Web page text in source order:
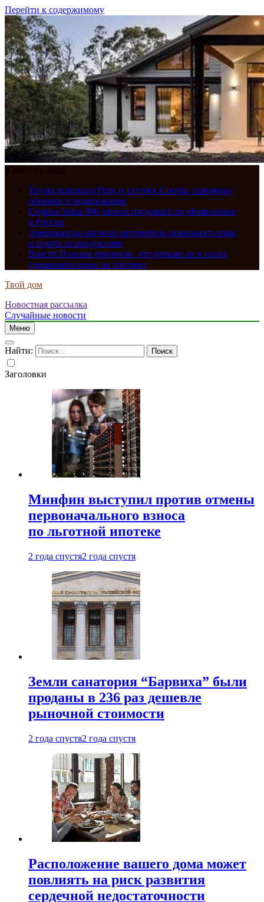
Перейти к содержимому
6 августа, 2026
Toyota освежила Prius и хэтчбек Corolla: скромные
обновки и подорожание
Седаны Senat 900 начали продавать по объявлению
в России
Американцы научили автомобиль показывать язык
и ездить за продуктами
Власти Польши признали, что больше не в силах
сдерживать цены на топливо
Твой дом
Новостная рассылка
Случайные новости
Меню
Найти:
Заголовки
Минфин выступил против отмены
первоначального взноса
по льготной ипотеке
2 года спустя2 года спустя
Земли санатория “Барвиха” были
проданы в 236 раз дешевле
рыночной стоимости
2 года спустя2 года спустя
Расположение вашего дома может
повлиять на риск развития
сердечной недостаточности